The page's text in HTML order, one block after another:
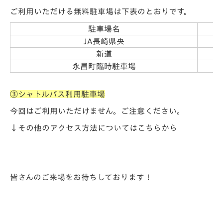
ご利用いただける無料駐車場は下表のとおりです。
駐車場名
JA長崎県央
新道
永昌町臨時駐車場
③シャトルバス利用駐車場
今回はご利用いただけません。ご注意ください。
↓その他のアクセス方法についてはこちらから
皆さんのご来場をお待ちしております！